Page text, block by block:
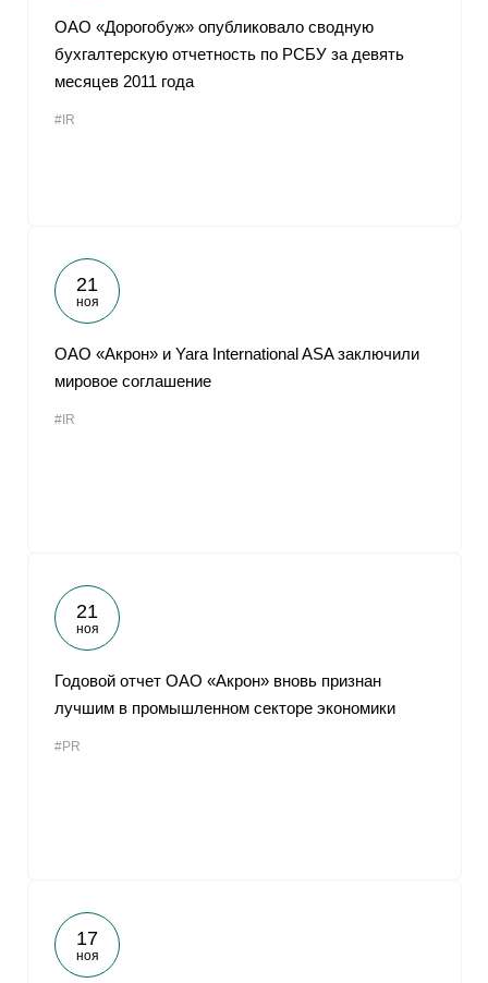
ОАО «Дорогобуж» опубликовало сводную
бухгалтерскую отчетность по РСБУ за девять
месяцев 2011 года
#IR
21
ноя
ОАО «Акрон» и Yara International ASA заключили
мировое соглашение
#IR
21
ноя
Годовой отчет ОАО «Акрон» вновь признан
лучшим в промышленном секторе экономики
#PR
17
ноя